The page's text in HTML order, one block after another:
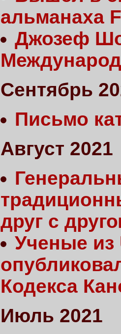
альманаха
Джозеф
Сентябрь
Письмо
Август 2021
друг с
Ученые из
Кодекса
Июль 2021